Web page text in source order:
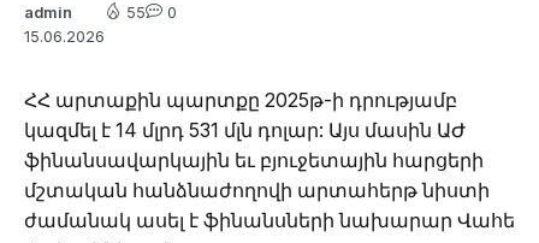
admin
15.06.2026
55 0
ՀՀ արտաքին պարտքը 2025թ-ի դրությամբ
կազմել է 14 մլրդ 531 մլն դոլար: Այս մասին ԱԺ
ֆինանսավարկային եւ բյուջետային հարցերի
մշտական հանձնաժողովի արտահերթ նիստի
ժամանակ ասել է ֆինանսների նախարար Վահե